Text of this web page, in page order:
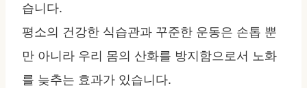
습니다.
평소의 건강한 식습관과 꾸준한 운동은 손톱 뿐
만 아니라 우리 몸의 산화를 방지함으로서 노화
를 늦추는 효과가 있습니다.